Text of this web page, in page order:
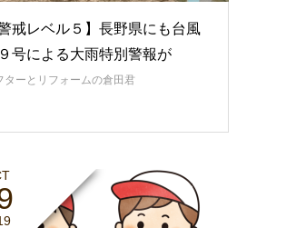
警戒レベル５】長野県にも台風
号による大雨特別警報が
ターとリフォームの倉田君